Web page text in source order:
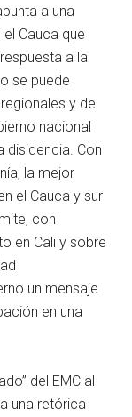
a una
Cauca que
a la
se puede
y de
nacional
disidencia. Con
la mejor
el Cauca y sur
con
en Cali y sobre
un mensaje
en una
del EMC al
una retórica